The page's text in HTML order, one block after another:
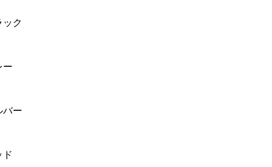
ック
ー
バー
ド